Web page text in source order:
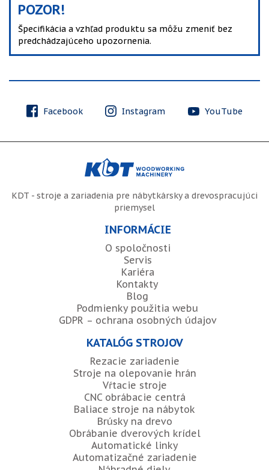
POZOR!
Špecifikácia a vzhľad produktu sa môžu zmeniť bez
predchádzajúceho upozornenia.
Facebook Instagram YouTube
KDT - stroje a zariadenia pre nábytkársky a drevospracujúci
priemysel
INFORMÁCIE
O spoločnosti
Servis
Kariéra
Kontakty
Blog
Podmienky použitia webu
GDPR – ochrana osobných údajov
KATALÓG STROJOV
Rezacie zariadenie
Stroje na olepovanie hrán
Vŕtacie stroje
CNC obrábacie centrá
Baliace stroje na nábytok
Brúsky na drevo
Obrábanie dverových krídel
Automatické linky
Automatizačné zariadenie